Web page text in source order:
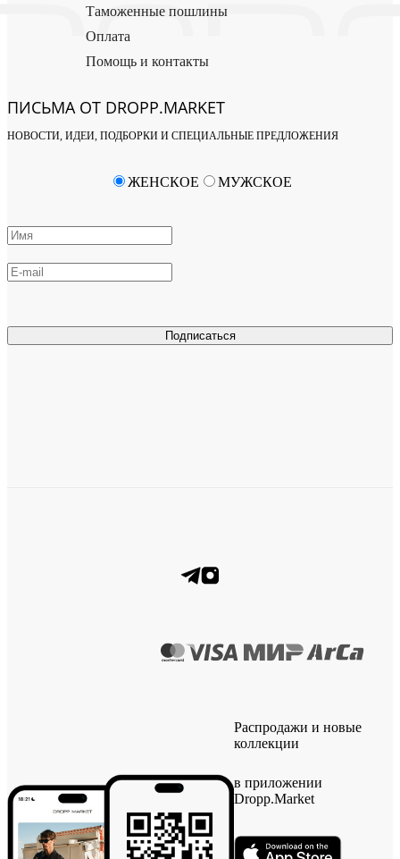
Таможенные пошлины
Оплата
Помощь и контакты
ПИСЬМА ОТ DROPP.MARKET
НОВОСТИ, ИДЕИ, ПОДБОРКИ И СПЕЦИАЛЬНЫЕ ПРЕДЛОЖЕНИЯ
Подписаться
ЖЕНСКОЕ МУЖСКОЕ
Распродажи и новые
коллекции
в приложении
Dropp.Market